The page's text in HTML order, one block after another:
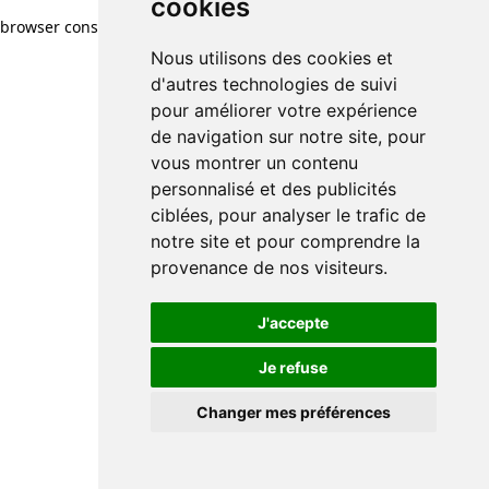
cookies
Nous utilisons des cookies et
d'autres technologies de suivi
pour améliorer votre expérience
de navigation sur notre site, pour
vous montrer un contenu
personnalisé et des publicités
ciblées, pour analyser le trafic de
notre site et pour comprendre la
provenance de nos visiteurs.
J'accepte
Je refuse
Changer mes préférences
browser console for more information)